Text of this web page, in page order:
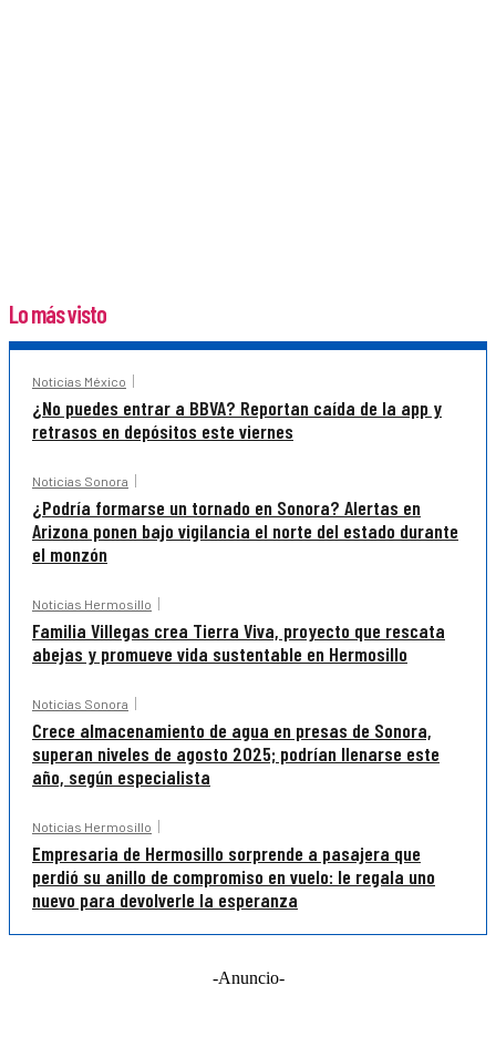
Lo más visto
Noticias México
¿No puedes entrar a BBVA? Reportan caída de la app y
retrasos en depósitos este viernes
Noticias Sonora
¿Podría formarse un tornado en Sonora? Alertas en
Arizona ponen bajo vigilancia el norte del estado durante
el monzón
Noticias Hermosillo
Familia Villegas crea Tierra Viva, proyecto que rescata
abejas y promueve vida sustentable en Hermosillo
Noticias Sonora
Crece almacenamiento de agua en presas de Sonora,
superan niveles de agosto 2025; podrían llenarse este
año, según especialista
Noticias Hermosillo
Empresaria de Hermosillo sorprende a pasajera que
perdió su anillo de compromiso en vuelo: le regala uno
nuevo para devolverle la esperanza
-Anuncio-